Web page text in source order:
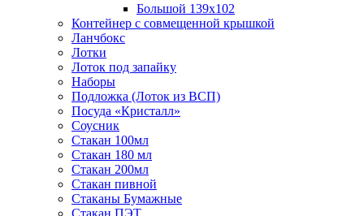
Большой 139х102
Контейнер с совмещенной крышкой
Ланчбокс
Лотки
Лоток под запайку
Наборы
Подложка (Лоток из ВСП)
Посуда «Кристалл»
Соусник
Стакан 100мл
Стакан 180 мл
Стакан 200мл
Стакан пивной
Стаканы Бумажные
Стакан ПЭТ